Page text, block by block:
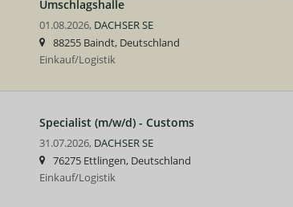
Umschlagshalle
01.08.2026, DACHSER SE
88255 Baindt, Deutschland
Einkauf/Logistik
Specialist (m/w/d) - Customs
31.07.2026, DACHSER SE
76275 Ettlingen, Deutschland
Einkauf/Logistik